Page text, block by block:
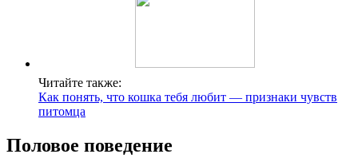
Читайте также:
Как понять, что кошка тебя любит — признаки чувств
питомца
Половое поведение